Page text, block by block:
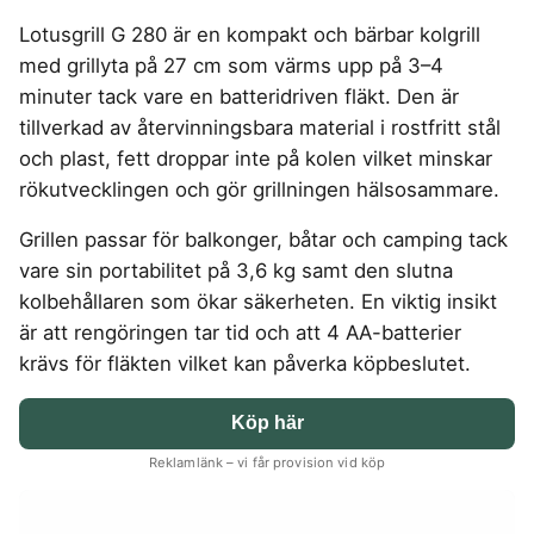
HUSHÅLLSAPPARATER
Robotdammsugare
Skaftdammsugare
Steamer
Strykjärn
KÖK
Airfryer
Brödrost
Dubbel Airfryer
Pizzaugn
Elvisp
Gjutjärnsgryta
Glassmaskin
Kaffebryggare
Kaffemaskin
Knivslip
Kockkniv
Pizzaugn Gasol
Skärbräda
Smashjärn
Stekbord
Stekpanna
GAMING
Gaming Dator
Gaming Headset
Gaming hörlursställ
Gaming Laptop
Gaming router
Gaming Skärm
Gaming Tangentbord
Gamingbord
Gamingmus
Gamingstol
Trådlösa Gaming Hörlurar
VR Headset
Trådlösa hörlurar
FÖRSÄKRINGAR
Hundförsäkring
Kattförsäkring
MEDIA & TELEKOM
Bredband
Mobilt bredband
TV Abonnemang
Rödljusterapi
Skäggtrimmer
Toriska linser
ACCESSOARER
Solglasögon
Ashwagandha
Berberine
Elektrolyter
Kreatin
MSM
NAD
Omega 3
Proteinpulver
Shilajit
5-manna tält
6-manna tält
Abborrespö
Familjetält
Jaktkängor
Campingbord
vandring
Pop-up tält
Taktält
Tält
Tält budget
Vandringsbyxor
Vandringskängor
dam
Vandringsskor
dam
Campingkudde
Flugspö
Luftmadrass
tält
Pannlampa
Stavar
vandring
Vandringsbyxor
dam
vandring
Cykelhjälm barn
GPS Klocka barn
UTELEK & AKTIVITETER
Berg studsmatta
Gungställning
Liten studsmatta
Nedgrävd studsmatta
Oval studsmatta
Rektangulär studsmatta
Stor studsmatta
Laddbox
Sommardäck
Konsumentvägledning
Lotusgrill G 280 är en kompakt och bärbar kolgrill
med grillyta på 27 cm som värms upp på 3–4
minuter tack vare en batteridriven fläkt. Den är
tillverkad av återvinningsbara material i rostfritt stål
och plast, fett droppar inte på kolen vilket minskar
rökutvecklingen och gör grillningen hälsosammare.
Grillen passar för balkonger, båtar och camping tack
vare sin portabilitet på 3,6 kg samt den slutna
kolbehållaren som ökar säkerheten. En viktig insikt
är att rengöringen tar tid och att 4 AA-batterier
krävs för fläkten vilket kan påverka köpbeslutet.
Köp här
Reklamlänk – vi får provision vid köp